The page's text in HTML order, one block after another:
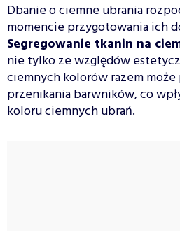
Dbanie o ciemne ubrania
momencie przygotowania ich
Segregowanie tkanin na
nie tylko ze względów
ciemnych kolorów razem
przenikania barwników, co
koloru ciemnych ubrań.